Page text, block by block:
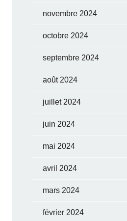
novembre 2024
octobre 2024
septembre 2024
août 2024
juillet 2024
juin 2024
mai 2024
avril 2024
mars 2024
février 2024